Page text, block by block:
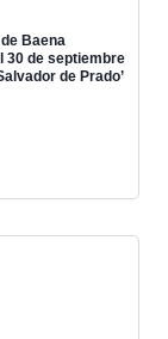
Baena
30 de septiembre
de Prado’